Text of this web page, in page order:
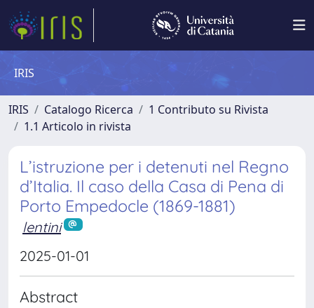
IRIS
IRIS Catalogo Ricerca
1 Contributo su Rivista
1.1 Articolo in rivista
L’istruzione per i detenuti nel Regno
d’Italia. Il caso della Casa di Pena di
Porto Empedocle (1869-1881)
lentini
2025-01-01
Abstract